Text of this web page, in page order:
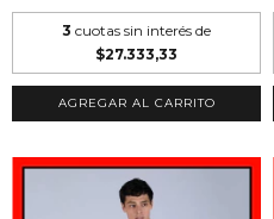
3 cuotas sin interés de
$27.333,33
AGREGAR AL CARRITO